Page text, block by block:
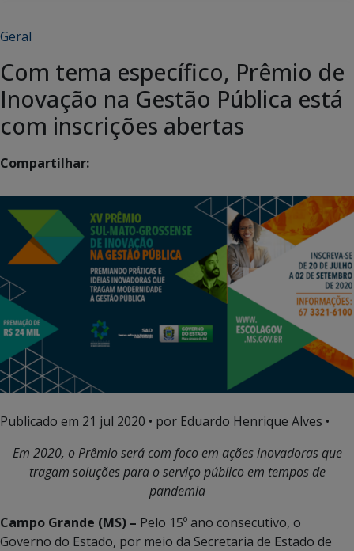
Geral
Com tema específico, Prêmio de
Inovação na Gestão Pública está
com inscrições abertas
Compartilhar:
Publicado em 21 jul 2020 • por Eduardo Henrique Alves •
Em 2020, o Prêmio será com foco em ações inovadoras que
tragam soluções para o serviço público em tempos de
pandemia
Campo Grande (MS) – Pelo 15º ano consecutivo, o
Governo do Estado, por meio da Secretaria de Estado de